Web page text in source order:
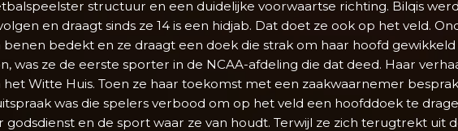
structuur en een duidelijke voorwaartse richting. Bilqis
en draagt sinds ze 14 is een hidjab. Dat doet ze ook op het veld.
bedekt en ze draagt een doek die strak om haar hoofd gewikkeld
was ze de eerste sporter in de NCAA-afdeling die dat deed. Haar
Witte Huis. Toen ze haar toekomst met een zaakwaarnemer
was die spelers verbood om op het veld een hoofddoek te
en de sport waar ze van houdt. Terwijl ze zich terugtrekt uit